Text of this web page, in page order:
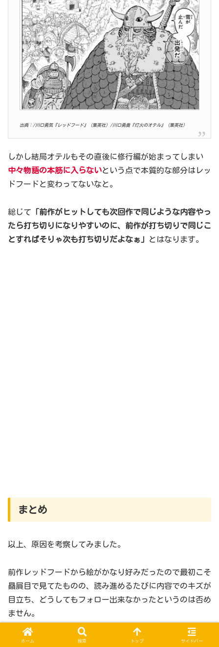
出典：/川口勇気『レッドフード』（集英社）/川口勇貴『灯火のオテル』（集英社）
しかし結局オテルもその直後に修行編が始まってしまい
中々物語の本筋に入らないという点で本質的な部分はレッ
ドフードと変わってないなと。
総じて 「前作がヒットしても次回作で同じような内容やっ
たら打ち切りになりやすいのに、前作が打ち切りで同じこ
とすればそりゃ次も打ち切りだよなぁ」
とはなります。
まとめ
以上、原因を考察してみました。
前作レッドフードから絵がかなり好みだったので最初こそ
贔屓目で見てたものの、読み進めるたびに内容でのキズが
目立ち、どうしてもフォロー出来なかったというのは否め
ません。
この絵を腐らせるのも惜しいので次回作に期待…と言いた
ホーム 検索 トップ サイドバー